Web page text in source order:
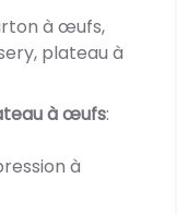
à œufs,
plateau à
à œufs:
à